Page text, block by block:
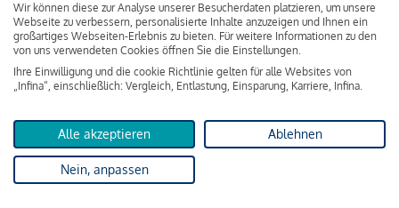
Kreditvermittler
INFINA Credit
Broker GmbH
von 237.000 Euro ausgezahlt, um die Wohnung zu kaufen.
Darüber hinaus fallen aber noch einige Gebühren an (z. B. die
Grundbucheintragungsgebühr), sodass die Bank den
Wir können diese zur Analyse unserer Besucherdaten platzieren, um unsere
Webseite zu verbessern, personalisierte Inhalte anzuzeigen und Ihnen ein
großartiges Webseiten-Erlebnis zu bieten. Für weitere Informationen zu den
von uns verwendeten Cookies öffnen Sie die Einstellungen.
Ihre Einwilligung und die cookie Richtlinie gelten für alle Websites von
„Infina“, einschließlich: Vergleich, Entlastung, Einsparung, Karriere, Infina.
Alle akzeptieren Ablehnen
Nein, anpassen